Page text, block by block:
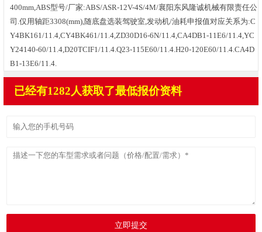
400mm,ABS型号/厂家:ABS/ASR-12V-4S/4M/襄阳东风隆诚机械有限责任公
司.仅用轴距3308(mm),随底盘选装驾驶室,发动机/油耗申报值对应关系为:C
Y4BK161/11.4,CY4BK461/11.4,ZD30D16-6N/11.4,CA4DB1-11E6/11.4,YC
Y24140-60/11.4,D20TCIF1/11.4.Q23-115E60/11.4.H20-120E60/11.4.CA4D
B1-13E6/11.4.
已经有1282人获取了最低报价资料
立即提交